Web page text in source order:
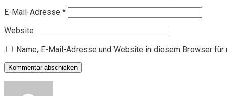
E-Mail-Adresse *
Website
Name, E-Mail-Adresse und Website in diesem Browser